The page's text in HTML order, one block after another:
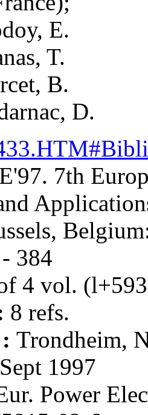
E.
T.
B.
D.
7th
384
4 vol.
8 refs.
Trondheim,
1997
Power